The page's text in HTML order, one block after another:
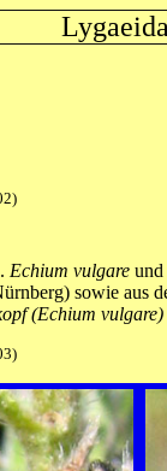
Echium vulgare und
sowie aus
(Echium vulgare)